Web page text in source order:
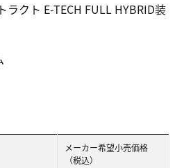
ラクト E-TECH FULL HYBRID装
メーカー希望小売価格
（税込）